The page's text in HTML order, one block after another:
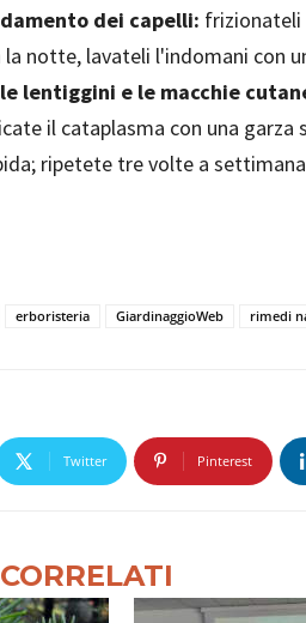
dei capelli: frizionateli
notte, lavateli l'indomani con
lentiggini e le macchie
il cataplasma con una
ripetete tre volte a
erboristeria GiardinaggioWeb rimedi
Twitter Pinterest